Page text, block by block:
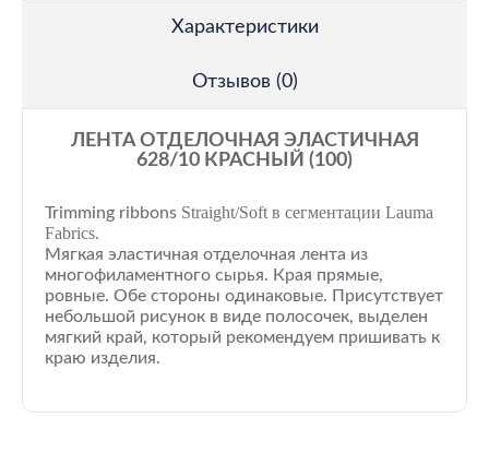
Характеристики
Отзывов (0)
ЛЕНТА ОТДЕЛОЧНАЯ ЭЛАСТИЧНАЯ
628/10 КРАСНЫЙ (100)
Trimming ribbons Straight/Soft в сегментации Lauma
Fabrics.
Мягкая эластичная отделочная лента из
многофиламентного сырья. Края прямые,
ровные. Обе стороны одинаковые. Присутствует
небольшой рисунок в виде полосочек, выделен
мягкий край, который рекомендуем пришивать к
краю изделия.